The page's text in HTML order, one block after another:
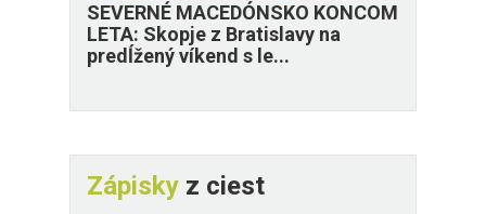
SEVERNÉ MACEDÓNSKO KONCOM
LETA: Skopje z Bratislavy na
predĺžený víkend s le...
Zápisky z ciest